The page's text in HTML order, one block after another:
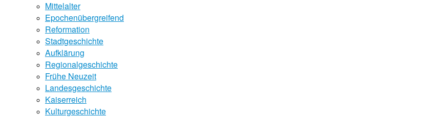
Mittelalter
Epochenübergreifend
Reformation
Stadtgeschichte
Aufklärung
Regionalgeschichte
Frühe Neuzeit
Landesgeschichte
Kaiserreich
Kulturgeschichte